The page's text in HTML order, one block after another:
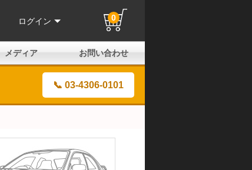
ログイン 0
メディア お問い合わせ
📞 03-4306-0101